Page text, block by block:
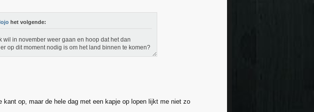
het volgende:
Ik wil in november weer gaan en hoop dat het dan
op dit moment nodig is om het land binnen te komen?
op, maar de hele dag met een kapje op lopen lijkt me niet zo